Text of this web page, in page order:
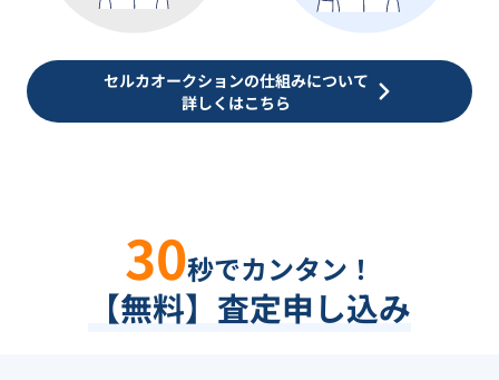
セルカオークションの仕組みについて
詳しくはこちら
30秒でカンタン！
【無料】査定申し込み